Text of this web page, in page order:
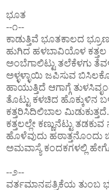
ಭೂತ
--೧--
ಕಾಡುತ್ತಿವೆ ಭೂತಕಾಲದ
ಹುಗಿದ ಹಳಬಾವಿಯೊಳ ಕತ್ತಲ
ಅಂಬೆಗಾಲಿಟ್ಟು ತಲೆಕೆಳಗು
ಅಳ್ಳಳ್ಳಾಯಿ ಜಪಿಸುವ
ಹಾಯುತ್ತಿದೆ ಆಗಾಗ್ಗೆ
ತೊಟ್ಟು ಕಳಚಿದ ಹೊಕ್ಕುಳಿನ
ಕತ್ತರಿಸಿದಿಲಿಬಾಲ ಮಿಡುಕುತ್ತದೆ.
ಕತ್ತಲಲ್ಲೇ ಕಣ್ಣುನೆಟ್ಟು
ಹೊಳೆವುದು ಹಠಾತ್ತನೊಂದು
ಅಮವಾಸ್ಯೆ ಕಂದಕಗಳಲ್ಲಿ ಹೇಗೋ
--೨--
ವರ್ತಮಾನಪತ್ರಿಕೆಯ ತುಂಬ